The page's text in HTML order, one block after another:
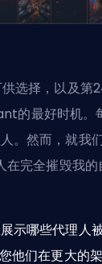
选择，以及第
的最好时机。
。然而，就我
完全摧毁我
示哪些代理人
他们在更大的